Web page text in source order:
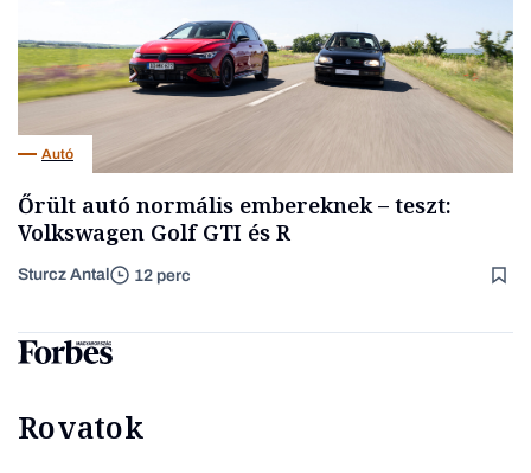
Autó
Őrült autó normális embereknek – teszt:
Volkswagen Golf GTI és R
Sturcz Antal 12 perc
Rovatok